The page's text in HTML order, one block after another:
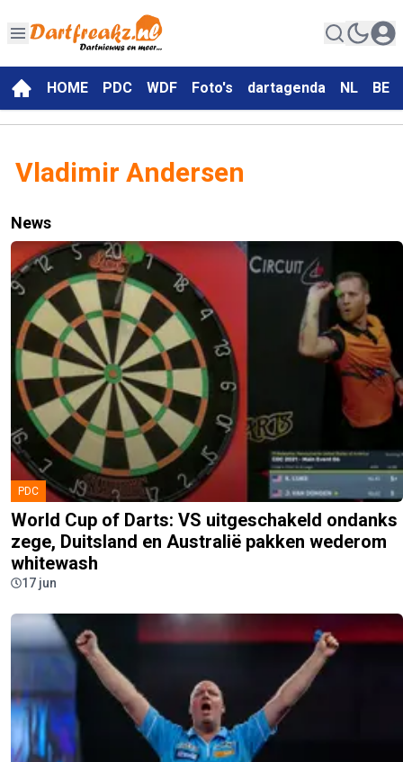
HOME PDC WDF Foto's dartagenda NL BE
Vladimir Andersen
News
PDC
World Cup of Darts: VS uitgeschakeld ondanks
zege, Duitsland en Australië pakken wederom
whitewash
17 jun